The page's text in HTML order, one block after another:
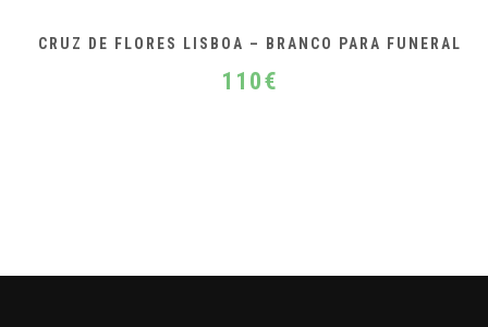
CRUZ DE FLORES LISBOA – BRANCO PARA FUNERAL
110€